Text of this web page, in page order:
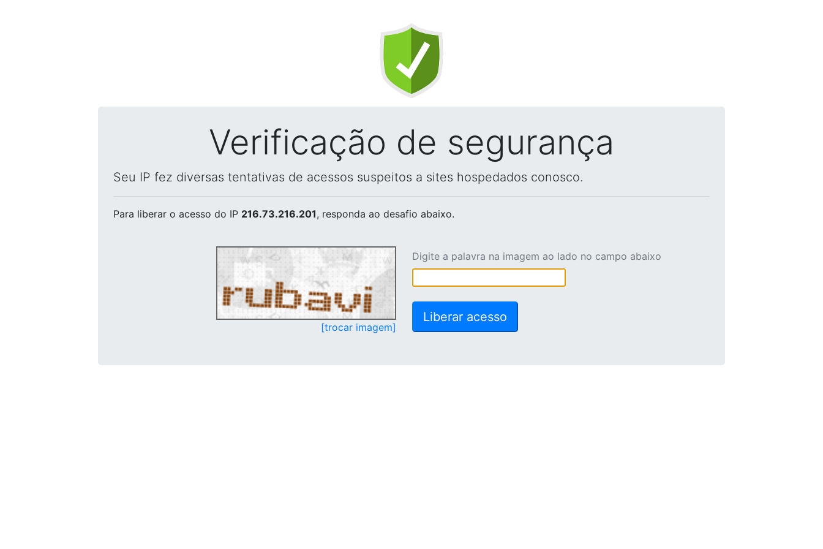
Verificação de segurança
Seu IP fez diversas tentativas de acessos suspeitos a sites hospedados conosco.
Para liberar o acesso do IP 216.73.216.201, responda ao desafio abaixo.
[trocar imagem]
Digite a palavra na imagem ao lado no campo abaixo